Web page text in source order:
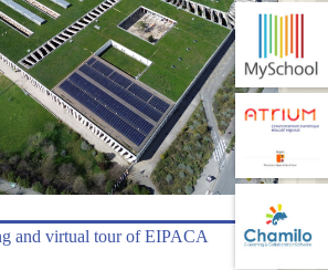
and virtual tour of EIPACA